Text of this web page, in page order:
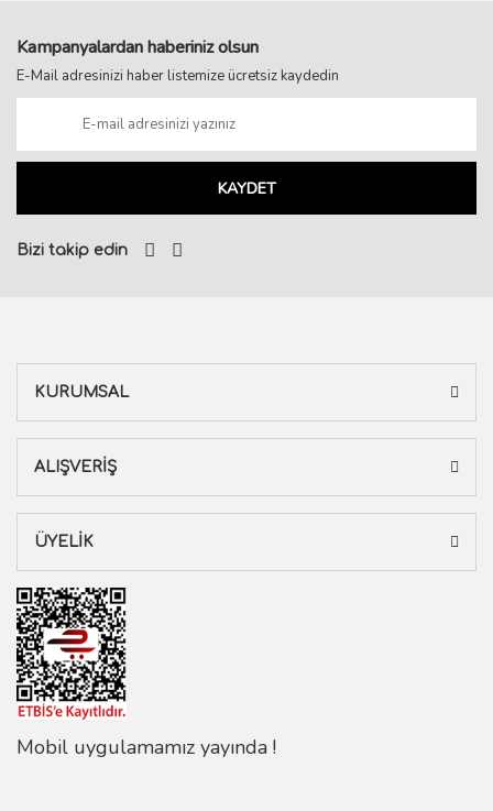
Kampanyalardan haberiniz olsun
E-Mail adresinizi haber listemize ücretsiz kaydedin
KAYDET
Bizi takip edin
KURUMSAL
ALIŞVERİŞ
ÜYELİK
Mobil uygulamamız yayında !